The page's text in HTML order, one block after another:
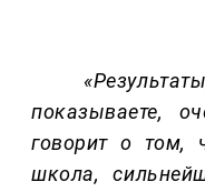
показываете,
говорит о том,
школа,